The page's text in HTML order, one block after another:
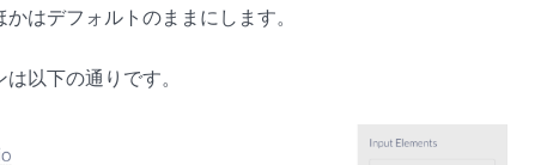
かはデフォルトのままにします。
以下の通りです。